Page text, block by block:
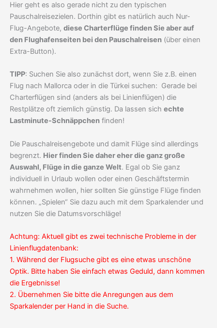
Hier geht es also gerade nicht zu den typischen
Pauschalreisezielen. Dorthin gibt es natürlich auch Nur-
Flug-Angebote, diese Charterflüge finden Sie aber auf
den Flughafenseiten bei den Pauschalreisen (über einen
Extra-Button).
TIPP: Suchen Sie also zunächst dort, wenn Sie z.B. einen
Flug nach Mallorca oder in die Türkei suchen: Gerade bei
Charterflügen sind (anders als bei Linienflügen) die
Restplätze oft ziemlich günstig. Da lassen sich echte
Lastminute-Schnäppchen finden!
Die Pauschalreisengebote und damit Flüge sind allerdings
begrenzt. Hier finden Sie daher eher die ganz große
Auswahl, Flüge in die ganze Welt. Egal ob Sie ganz
individuell in Urlaub wollen oder einen Geschäftstermin
wahrnehmen wollen, hier sollten Sie günstige Flüge finden
können. „Spielen“ Sie dazu auch mit dem Sparkalender und
nutzen Sie die Datumsvorschläge!
Achtung: Aktuell gibt es zwei technische Probleme in der
Linienflugdatenbank:
1. Während der Flugsuche gibt es eine etwas unschöne
Optik. Bitte haben Sie einfach etwas Geduld, dann kommen
die Ergebnisse!
2. Übernehmen Sie bitte die Anregungen aus dem
Sparkalender per Hand in die Suche.